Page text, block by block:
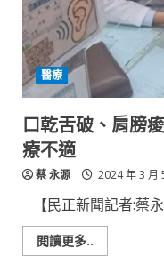
1800
職
缺
看
10
醫療
口乾舌破、肩膀
療不適
蔡 永源 2024 年 3 月
【民正新聞記者:蔡
閱讀更多..
more